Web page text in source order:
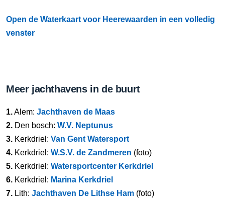
Open de Waterkaart voor Heerewaarden in een volledig
venster
Meer jachthavens in de buurt
1.Alem: Jachthaven de Maas
2. Den bosch: W.V. Neptunus
3. Kerkdriel: Van Gent Watersport
4. Kerkdriel: W.S.V. de Zandmeren (foto)
5. Kerkdriel: Watersportcenter Kerkdriel
6. Kerkdriel: Marina Kerkdriel
7. Lith: Jachthaven De Lithse Ham (foto)